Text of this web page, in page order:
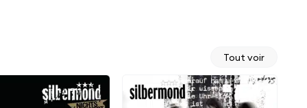
Tout voir